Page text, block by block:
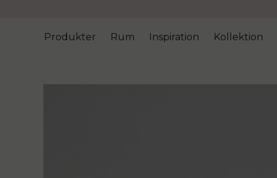
Produkter Rum Inspiration Kollektion